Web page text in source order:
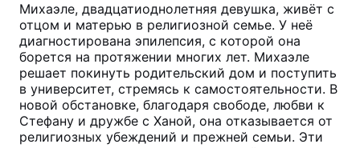
Михаэле, двадцатиоднолетняя девушка, живёт с
отцом и матерью в религиозной семье. У неё
диагностирована эпилепсия, с которой она
борется на протяжении многих лет. Михаэле
решает покинуть родительский дом и поступить
в университет, стремясь к самостоятельности. В
новой обстановке, благодаря свободе, любви к
Стефану и дружбе с Ханой, она отказывается от
религиозных убеждений и прежней семьи. Эти